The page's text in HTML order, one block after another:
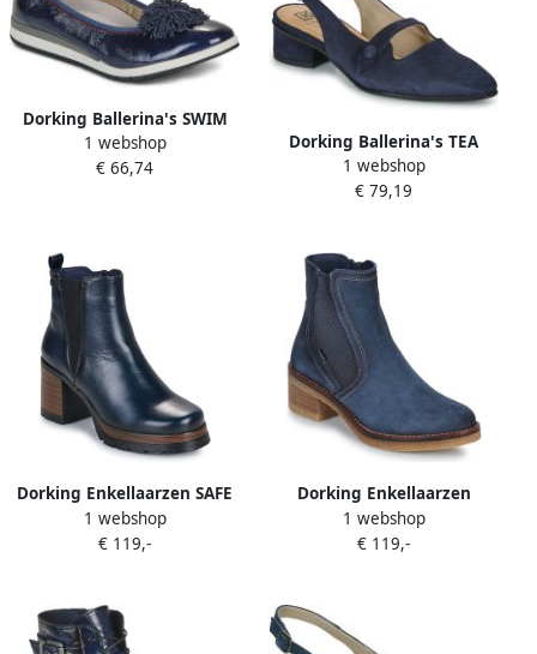
Dorking Ballerina's SWIM
1 webshop
€ 66,74
Dorking Ballerina's TEA
1 webshop
€ 79,19
Dorking Enkellaarzen SAFE
1 webshop
€ 119,-
Dorking Enkellaarzen
LUCERO
1 webshop
€ 119,-